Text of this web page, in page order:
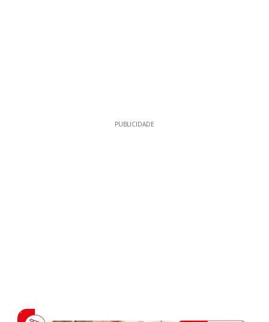
PUBLICIDADE